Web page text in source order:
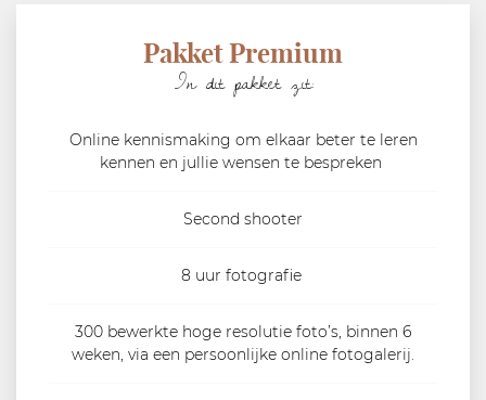
Pakket Premium
In dit pakket zit:
Online kennismaking om elkaar beter te leren
kennen en jullie wensen te bespreken
Second shooter
8 uur fotografie
300 bewerkte hoge resolutie foto’s, binnen 6
weken, via een persoonlijke online fotogalerij.